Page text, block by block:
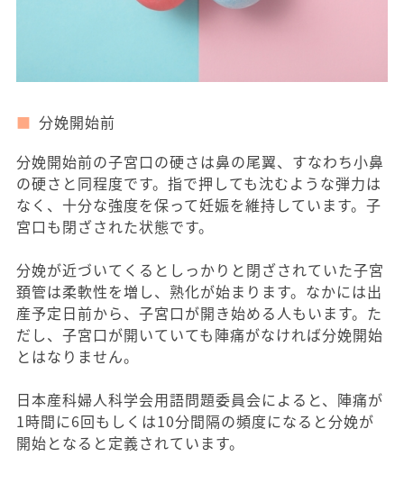
分娩開始前
分娩開始前の子宮口の硬さは鼻の尾翼、すなわち小鼻
の硬さと同程度です。指で押しても沈むような弾力は
なく、十分な強度を保って妊娠を維持しています。子
宮口も閉ざされた状態です。
分娩が近づいてくるとしっかりと閉ざされていた子宮
頚管は柔軟性を増し、熟化が始まります。なかには出
産予定日前から、子宮口が開き始める人もいます。た
だし、子宮口が開いていても陣痛がなければ分娩開始
とはなりません。
日本産科婦人科学会用語問題委員会によると、陣痛が
1時間に6回もしくは10分間隔の頻度になると分娩が
開始となると定義されています。